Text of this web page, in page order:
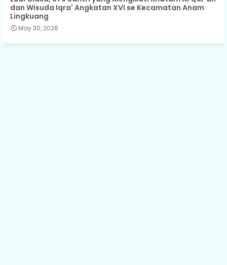
dan Wisuda Iqra' Angkatan XVI se Kecamatan Anam
Lingkuang
May 30, 2026